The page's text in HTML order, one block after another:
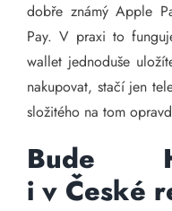
dobře známý Apple
Pay. V praxi to
wallet jednoduše
nakupovat, stačí jen
složitého na tom
Bude
i v České